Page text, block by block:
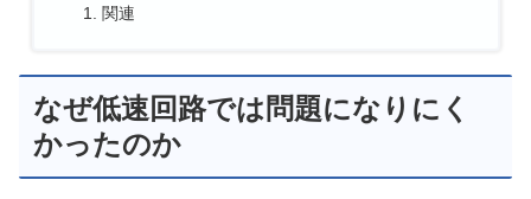
関連
なぜ低速回路では問題になりにく
かったのか